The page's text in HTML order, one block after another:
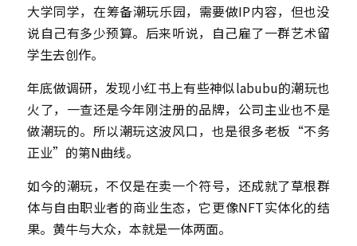
大学同学，在筹备潮玩乐园，需要做IP内容，但也没
说自己有多少预算。后来听说，自己雇了一群艺术留
学生去创作。
年底做调研，发现小红书上有些神似labubu的潮玩也
火了，一查还是今年刚注册的品牌，公司主业也不是
做潮玩的。所以潮玩这波风口，也是很多老板“不务
正业”的第N曲线。
如今的潮玩，不仅是在卖一个符号，还成就了草根群
体与自由职业者的商业生态，它更像NFT实体化的结
果。黄牛与大众，本就是一体两面。